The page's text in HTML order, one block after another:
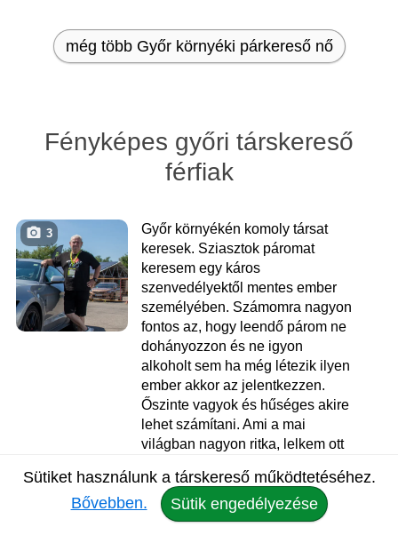
még több Győr környéki párkereső nő
Fényképes győri társkereső
férfiak
3
Győr környékén komoly társat
keresek. Sziasztok páromat
keresem egy káros
szenvedélyektől mentes ember
személyében. Számomra nagyon
fontos az, hogy leendő párom ne
dohányozzon és ne igyon
alkoholt sem ha még létezik ilyen
ember akkor az jelentkezzen.
Őszinte vagyok és hűséges akire
lehet számítani. Ami a mai
világban nagyon ritka, lelkem ott
humoros embernek tartom
magam. Szeretnék ismerkedni és
komoly társat találni. Keresek,
Sütiket használunk a társkereső működtetéséhez.
Bővebben.
Sütik engedélyezése